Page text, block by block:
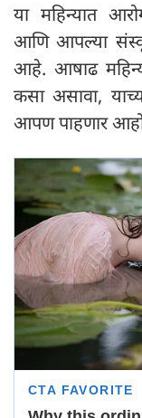
या महिन्यात
आणि आपल्या
आहे. आषाढ
कसा असावा,
आपण पाहणार